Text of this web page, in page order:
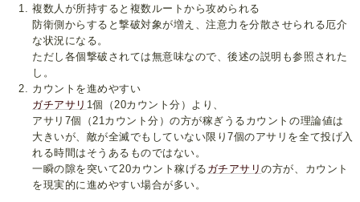
複数人が所持すると複数ルートから攻められる
防衛側からすると撃破対象が増え、注意力を分散させられる厄介
な状況になる。
ただし各個撃破されては無意味なので、後述の説明も参照された
し。
カウントを進めやすい
ガチアサリ 1個（20カウント分）より、
アサリ7個（21カウント分）の方が稼ぎうるカウントの理論値は
大きいが、敵が全滅でもしていない限り7個のアサリを全て投げ入
れる時間はそうあるものではない。
一瞬の隙を突いて20カウント稼げる ガチアサリの方が、カウント
を現実的に進めやすい場合が多い。